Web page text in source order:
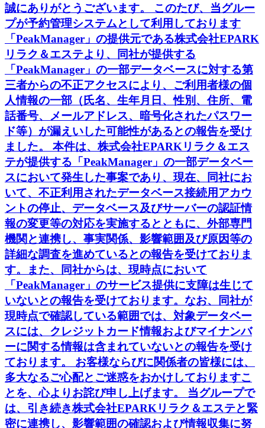
誠にありがとうございます。 このたび、当グルー
プが予約管理システムとして利用しております
「PeakManager」の提供元である株式会社EPARK
リラク＆エステより、同社が提供する
「PeakManager」の一部データベースに対する第
三者からの不正アクセスにより、ご利用者様の個
人情報の一部（氏名、生年月日、性別、住所、電
話番号、メールアドレス、暗号化されたパスワー
ド等）が漏えいした可能性があるとの報告を受け
ました。 本件は、株式会社EPARKリラク＆エス
テが提供する「PeakManager」の一部データベー
スにおいて発生した事案であり、現在、同社にお
いて、不正利用されたデータベース接続用アカウ
ントの停止、データベース及びサーバーの認証情
報の変更等の対応を実施するとともに、外部専門
機関と連携し、事実関係、影響範囲及び原因等の
詳細な調査を進めているとの報告を受けておりま
す。また、同社からは、現時点において
「PeakManager」のサービス提供に支障は生じて
いないとの報告を受けております。なお、同社が
現時点で確認している範囲では、対象データベー
スには、クレジットカード情報およびマイナンバ
ーに関する情報は含まれていないとの報告を受け
ております。 お客様ならびに関係者の皆様には、
多大なるご心配とご迷惑をおかけしておりますこ
とを、心よりお詫び申し上げます。 当グループで
は、引き続き株式会社EPARKリラク＆エステと緊
密に連携し、影響範囲の確認および情報収集に努